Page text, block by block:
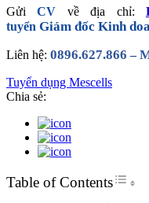
GửiCV về địa chỉ:
tuyển Giám đốc Kinh
Liên hệ: 0896.627.866–
Tuyển dụng Mescells
Chia sẻ:
Table of Contents